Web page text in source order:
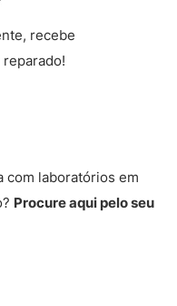
recebe
com laboratórios em
Procure aqui pelo seu